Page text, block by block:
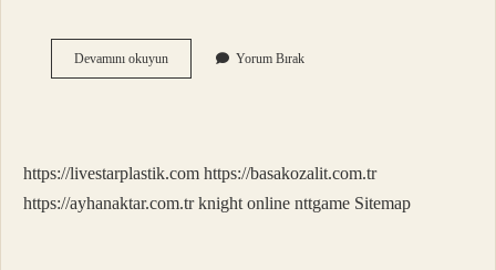
Devamını okuyunNapolyon
Akımı
Yorum Bırak
https://livestarplastik.com https://basakozalit.com.tr
https://ayhanaktar.com.tr knight online nttgame Sitemap